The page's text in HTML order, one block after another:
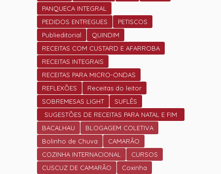
PANQUECA INTEGRAL
PEDIDOS ENTREGUES
PETISCOS
Publieditorial
QUINDIM
RECEITAS COM CUSTARD E AFARROBA
RECEITAS INTEGRAIS
RECEITAS PARA MICRO-ONDAS
REFLEXÕES
Receitas do leitor
SOBREMESAS LIGHT
SUFLÊS
SUGESTÕES DE RECEITAS PARA NATAL E FIM
DE ANO.
BACALHAU
BLOGAGEM COLETIVA
Bolinho de Chuva
CAMARÃO
COZINHA INTERNACIONAL
CURSOS
CUSCUZ DE CAMARÃO
Coxinha